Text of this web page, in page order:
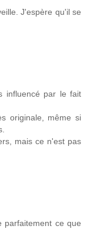
J'espère qu'il se
influencé par le fait
originale, même si
mais ce n'est pas
parfaitement ce que